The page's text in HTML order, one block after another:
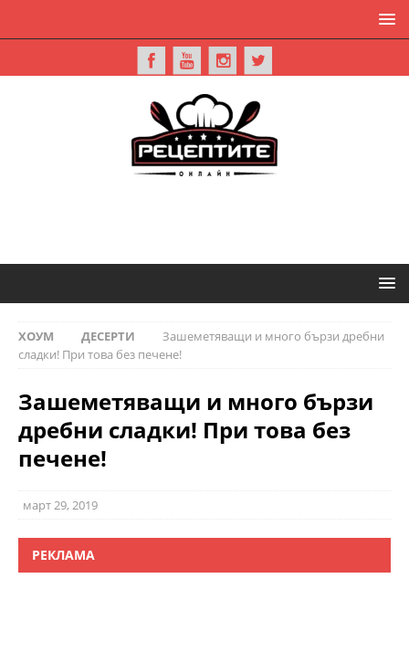
ХОУМ ДЕСЕРТИ
Зашеметяващи и много бързи дребни
сладки! При това без печене!
Зашеметяващи и много бързи
дребни сладки! При това без
печене!
март 29, 2019
РЕКЛАМА